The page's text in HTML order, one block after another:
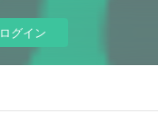
ログイン